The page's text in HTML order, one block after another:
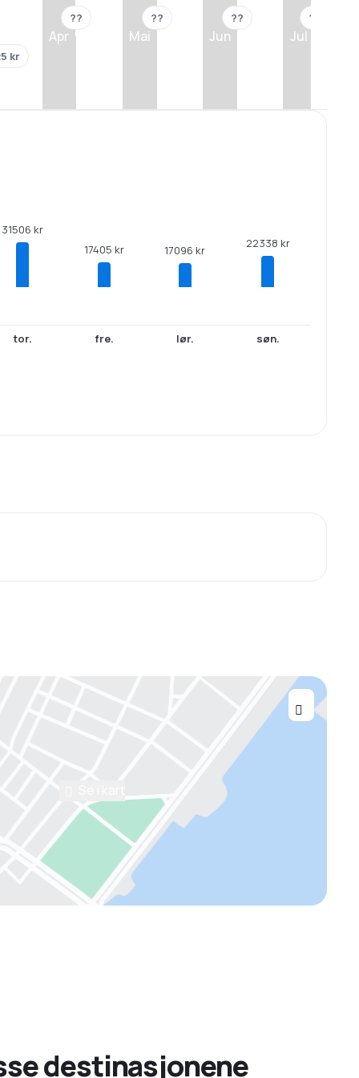
kr
Apr
??
Mai
??
Jun
??
Jul
??
31506 kr
tor.
17405 kr
fre.
17096 kr
lør.
22338 kr
søn.
destinasjonene